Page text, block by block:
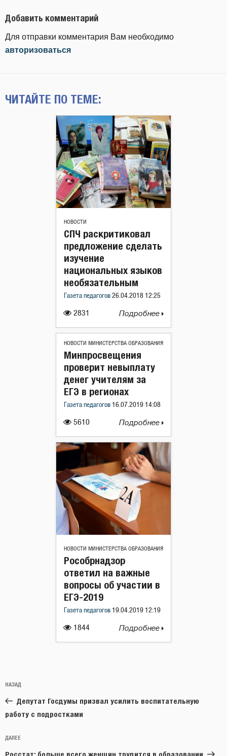
Добавить комментарий
Для отправки комментария Вам необходимо
авторизоваться
ЧИТАЙТЕ ПО ТЕМЕ:
НОВОСТИ
2831
СПЧ раскритиковал
предложение сделать
изучение
национальных языков
необязательным
Газета педагогов 26.04.2018 12:25
Подробнее
НОВОСТИ МИНИСТЕРСТВА ОБРАЗОВАНИЯ
5610
Минпросвещения
проверит невыплату
денег учителям за
ЕГЭ в регионах
Газета педагогов 16.07.2019 14:08
Подробнее
НОВОСТИ МИНИСТЕРСТВА ОБРАЗОВАНИЯ
1844
Рособрнадзор
ответил на важные
вопросы об участии в
ЕГЭ-2019
Газета педагогов 19.04.2019 12:19
Подробнее
по
записям
Предыдущая
запись:
НАЗАД
Депутат Госдумы призвал усилить воспитательную
работу с подростками
Следующая
запись
ДАЛЕЕ
Росстат: больше всего женщин трудится в образовании